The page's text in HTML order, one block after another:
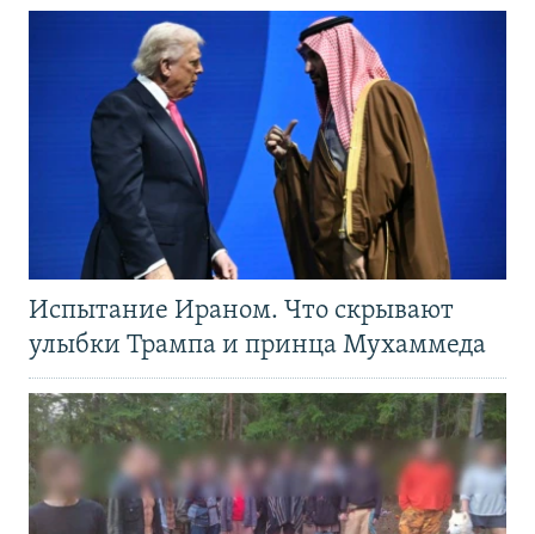
Испытание Ираном. Что скрывают
улыбки Трампа и принца Мухаммеда